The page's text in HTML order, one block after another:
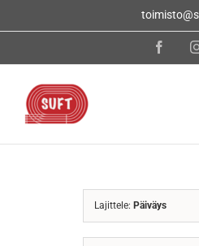
Lajittele: Päiväys